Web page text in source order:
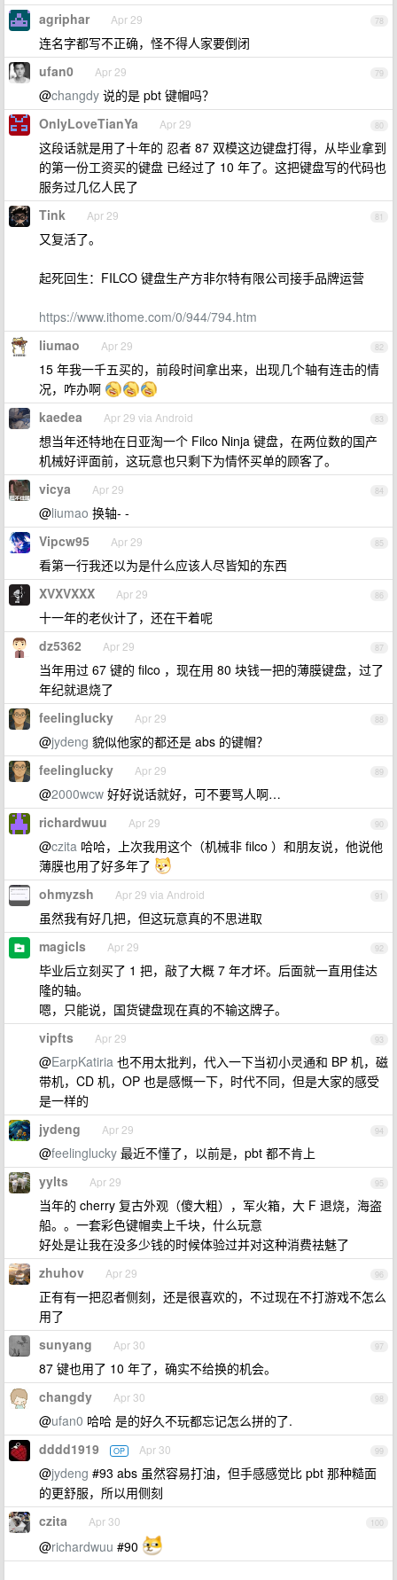
78
agriphar Apr 29
连名字都写不正确，怪不得人家要倒闭
79
ufan0 Apr 29
@changdy 说的是 pbt 键帽吗？
80
OnlyLoveTianYa Apr 29
这段话就是用了十年的 忍者 87 双模这边键盘打得，从毕业拿到
的第一份工资买的键盘 已经过了 10 年了。这把键盘写的代码也
服务过几亿人民了
81
Tink Apr 29
又复活了。
起死回生：FILCO 键盘生产方非尔特有限公司接手品牌运营
https://www.ithome.com/0/944/794.htm
82
liumao Apr 29
15 年我一千五买的，前段时间拿出来，出现几个轴有连击的情
况，咋办啊
83
kaedea Apr 29 via Android
想当年还特地在日亚淘一个 Filco Ninja 键盘，在两位数的国产
机械好评面前，这玩意也只剩下为情怀买单的顾客了。
84
vicya Apr 29
@liumao 换轴- -
85
Vipcw95 Apr 29
看第一行我还以为是什么应该人尽皆知的东西
86
XVXVXXX Apr 29
十一年的老伙计了，还在干着呢
87
dz5362 Apr 29
当年用过 67 键的 filco ，现在用 80 块钱一把的薄膜键盘，过了
年纪就退烧了
88
feelinglucky Apr 29
@jydeng 貌似他家的都还是 abs 的键帽？
89
feelinglucky Apr 29
@2000wcw 好好说话就好，可不要骂人啊…
90
richardwuu Apr 29
@czita 哈哈，上次我用这个（机械非 filco ）和朋友说，他说他
薄膜也用了好多年了
91
ohmyzsh Apr 29 via Android
虽然我有好几把，但这玩意真的不思进取
92
magicls Apr 29
毕业后立刻买了 1 把，敲了大概 7 年才坏。后面就一直用佳达
隆的轴。
嗯，只能说，国货键盘现在真的不输这牌子。
93
vipfts Apr 29
@EarpKatiria 也不用太批判，代入一下当初小灵通和 BP 机，磁
带机，CD 机，OP 也是感慨一下，时代不同，但是大家的感受
是一样的
94
jydeng Apr 29
@feelinglucky 最近不懂了，以前是，pbt 都不肯上
95
yylts Apr 29
当年的 cherry 复古外观（傻大粗），军火箱，大 F 退烧，海盗
船。。一套彩色键帽卖上千块，什么玩意
好处是让我在没多少钱的时候体验过并对这种消费祛魅了
96
zhuhov Apr 29
正有有一把忍者侧刻，还是很喜欢的，不过现在不打游戏不怎么
用了
97
sunyang Apr 30
87 键也用了 10 年了，确实不给换的机会。
98
changdy Apr 30
@ufan0 哈哈 是的好久不玩都忘记怎么拼的了.
99
dddd1919 OP Apr 30
@jydeng #93 abs 虽然容易打油，但手感感觉比 pbt 那种糙面
的更舒服，所以用侧刻
100
czita Apr 30
@richardwuu #90